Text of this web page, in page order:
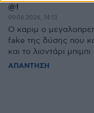
@!
09.06.2026, 14:13
Ο καριμ ο
fake της δύσης που
και το λιοντάρι μπιμπι
ΑΠΑΝΤΗΣΗ